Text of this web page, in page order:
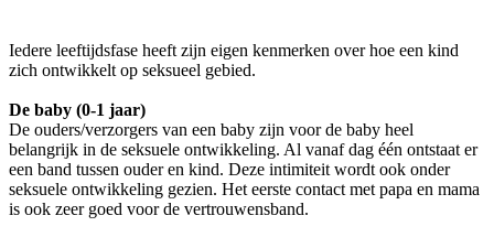
Iedere leeftijdsfase heeft zijn eigen kenmerken over hoe een kind
zich ontwikkelt op seksueel gebied.
De baby (0-1 jaar)
De ouders/verzorgers van een baby zijn voor de baby heel
belangrijk in de seksuele ontwikkeling. Al vanaf dag één ontstaat er
een band tussen ouder en kind. Deze intimiteit wordt ook onder
seksuele ontwikkeling gezien. Het eerste contact met papa en mama
is ook zeer goed voor de vertrouwensband.